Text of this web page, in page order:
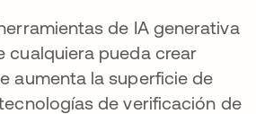
de IA generativa
cualquiera pueda crear
aumenta la superficie de
de verificación de